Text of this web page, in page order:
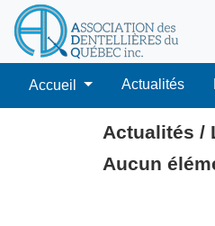
Accueil Actualités
Actualités /
Aucun